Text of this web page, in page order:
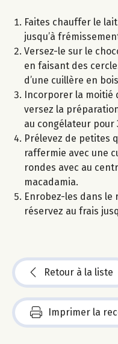
Faites chauffer le
jusqu’à
Versez-le sur le
en faisant des
d’une cuillère en
Incorporer la moitié
versez la
au congélateur pour
Prélevez de petites
raffermie avec une
rondes avec au
macadamia.
Enrobez-les dans le
réservez au frais
Retour à la liste
Imprimer la